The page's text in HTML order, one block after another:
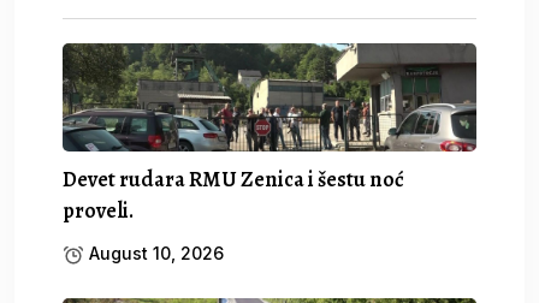
Devet rudara RMU Zenica i šestu noć
proveli.
August 10, 2026